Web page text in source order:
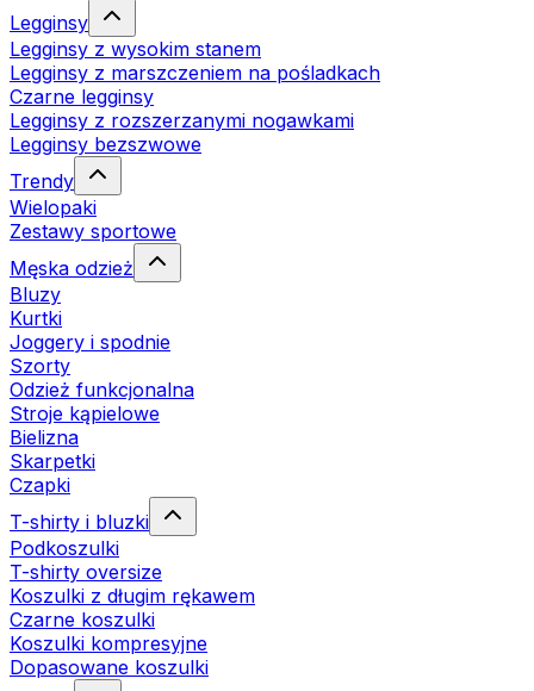
Legginsy
Legginsy z wysokim stanem
Legginsy z marszczeniem na pośladkach
Czarne legginsy
Legginsy z rozszerzanymi nogawkami
Legginsy bezszwowe
Trendy
Wielopaki
Zestawy sportowe
Męska odzież
Bluzy
Kurtki
Joggery i spodnie
Szorty
Odzież funkcjonalna
Stroje kąpielowe
Bielizna
Skarpetki
Czapki
T-shirty i bluzki
Podkoszulki
T-shirty oversize
Koszulki z długim rękawem
Czarne koszulki
Koszulki kompresyjne
Dopasowane koszulki